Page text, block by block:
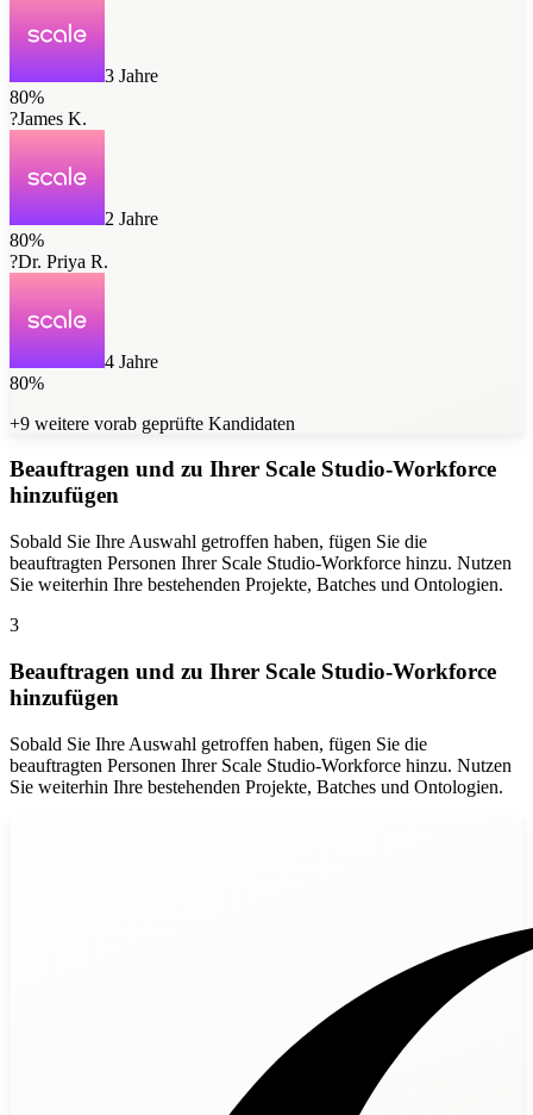
3 Jahre
80%
?James K.
2 Jahre
80%
?Dr. Priya R.
4 Jahre
80%
+9 weitere vorab geprüfte Kandidaten
Beauftragen und zu Ihrer Scale Studio-Workforce
hinzufügen
Sobald Sie Ihre Auswahl getroffen haben, fügen Sie die
beauftragten Personen Ihrer Scale Studio-Workforce hinzu. Nutzen
Sie weiterhin Ihre bestehenden Projekte, Batches und Ontologien.
3
Beauftragen und zu Ihrer Scale Studio-Workforce
hinzufügen
Sobald Sie Ihre Auswahl getroffen haben, fügen Sie die
beauftragten Personen Ihrer Scale Studio-Workforce hinzu. Nutzen
Sie weiterhin Ihre bestehenden Projekte, Batches und Ontologien.